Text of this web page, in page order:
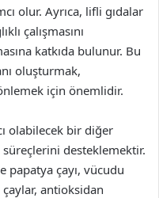
olur. Ayrıca, lifli gıdalar
çalışmasını
katkıda bulunur. Bu
oluşturmak,
için önemlidir.
olabilecek bir diğer
desteklemektir.
papatya çayı, vücudu
antioksidan